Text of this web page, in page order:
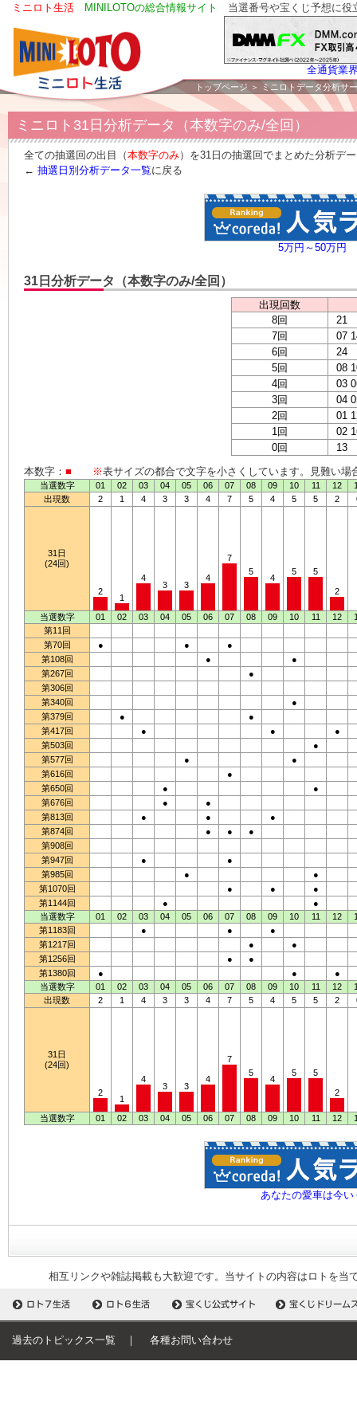
ミニロト生活 MINILOTOの総合情報サイト 当選番号や宝くじ予想に役
全通貨業
トップページ ＞ ミニロトデータ分析サ
ミニロト31日分析データ（本数字のみ/全回）
全ての抽選回の出目（本数字のみ）を31日の抽選回でまとめた分析デ
← 抽選日別分析データ一覧に戻る
5万円～50万円
31日分析データ（本数字のみ/全回）
出現回数
8回
21
7回
07
6回
24
5回
08
4回
03
3回
04
2回
01
1回
02
0回
13
本数字： ■ ※表サイズの都合で文字を小さくしています。見難い
当選数字 01 02 03 04 05 06 07 08 09 10 11 12
出現数
2 1 4 3 3 4 7 5 4 5 5 2
31日
(24回)
2
1
4
3 3
4
7
5
4
5 5
2
当選数字 01 02 03 04 05 06 07 08 09 10 11 12
第11回
第70回
● ●
●
第108回
●
●
第267回
●
第306回
第340回
●
第379回
●
●
第417回
● ●
●
第503回
●
第577回
●
●
第616回
●
第650回
●
●
第676回
●
●
第813回
● ●
●
第874回
● ●
●
第908回
第947回
●
●
第985回
●
●
第1070回
● ●
●
第1144回
●
●
当選数字
01 02 03 04 05 06 07 08 09 10 11 12
第1183回
● ●
●
第1217回
●
●
第1256回
●
●
第1380回
● ●
●
当選数字
01 02 03 04 05 06 07 08 09 10 11 12
出現数
2 1 4 3 3 4 7 5 4 5 5 2
31日
(24回)
2
1
4
3 3
4
7
5
4
5 5
2
当選数字 01 02 03 04 05 06 07 08 09 10 11 12
あなたの愛車は今
相互リンクや雑誌掲載も大歓迎です。当サイトの内容はロトを
過去のトピックス一覧 ｜ 各種お問い合わせ